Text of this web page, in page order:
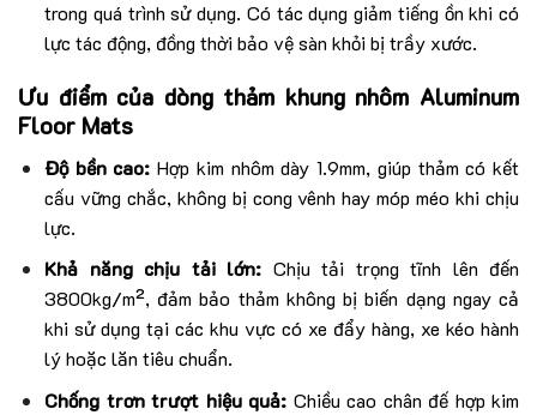
trong quá trình sử dụng. Có tác dụng giảm tiếng ồn khi có
lực tác động, đồng thời bảo vệ sàn khỏi bị trầy xước.
Ưu điểm của dòng thảm khung nhôm Aluminum
Floor Mats
Độ bền cao: Hợp kim nhôm dày 1.9mm, giúp thảm có kết
cấu vững chắc, không bị cong vênh hay móp méo khi chịu
lực.
Khả năng chịu tải lớn: Chịu tải trọng tĩnh lên đến
3800kg/m², đảm bảo thảm không bị biến dạng ngay cả
khi sử dụng tại các khu vực có xe đẩy hàng, xe kéo hành
lý hoặc lăn tiêu chuẩn.
Chống trơn trượt hiệu quả: Chiều cao chân đế hợp kim